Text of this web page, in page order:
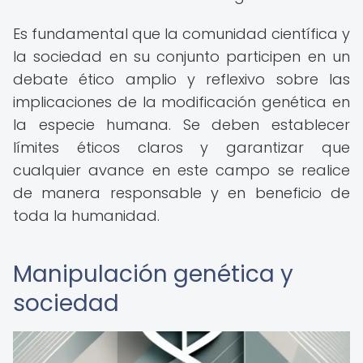
Es fundamental que la comunidad científica y
la sociedad en su conjunto participen en un
debate ético amplio y reflexivo sobre las
implicaciones de la modificación genética en
la especie humana. Se deben establecer
límites éticos claros y garantizar que
cualquier avance en este campo se realice
de manera responsable y en beneficio de
toda la humanidad.
Manipulación genética y
sociedad